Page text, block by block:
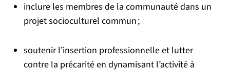
inclure les membres de la communauté dans un
projet socioculturel commun ;
soutenir l’insertion professionnelle et lutter
contre la précarité en dynamisant l’activité à